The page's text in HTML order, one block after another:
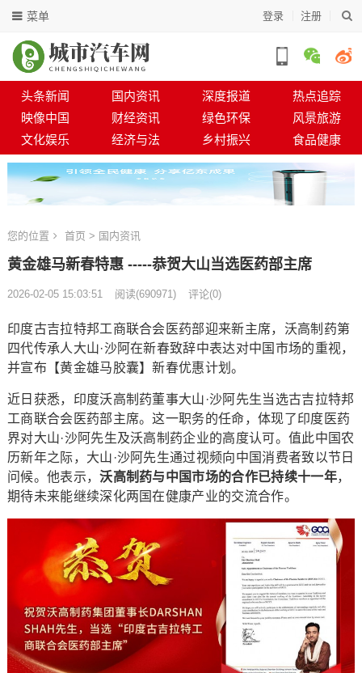
登录 注册
菜单
头条新闻 国内资讯 深度报道
热点追踪
映像中国
财经资讯 绿色环保
风景旅游
文化娱乐
经济与法 乡村振兴 食品健康
您的位置 首页 > 国内资讯
黄金雄马新春特惠 -----恭贺大山当选医药部主席
2026-02-05 15:03:51 阅读(690971) 评论(0)
印度古吉拉特邦工商联合会医药部迎来新主席，沃高制药第
四代传承人大山·沙阿在新春致辞中表达对中国市场的重视，
并宣布【黄金雄马胶囊】新春优惠计划。
近日获悉，印度沃高制药董事大山·沙阿先生当选古吉拉特邦
工商联合会医药部主席。这一职务的任命，体现了印度医药
界对大山·沙阿先生及沃高制药企业的高度认可。值此中国农
历新年之际，大山·沙阿先生通过视频向中国消费者致以节日
问候。他表示，沃高制药与中国市场的合作已持续十一年，
期待未来能继续深化两国在健康产业的交流合作。